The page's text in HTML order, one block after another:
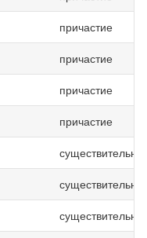
причастие
причастие
причастие
причастие